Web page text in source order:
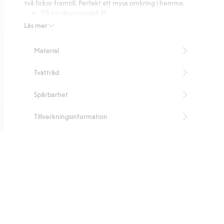
Läs mer
två fickor framtill. Perfekt att mysa omkring i hemma.
Band i midjan
Material
Tvättråd
Spårbarhet
Tillverkningsinformation